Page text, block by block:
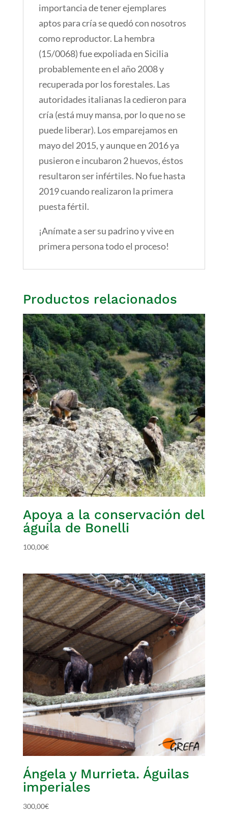
importancia de tener ejemplares
aptos para cría se quedó con nosotros
como reproductor. La hembra
(15/0068) fue expoliada en Sicilia
probablemente en el año 2008 y
recuperada por los forestales. Las
autoridades italianas la cedieron para
cría (está muy mansa, por lo que no se
puede liberar). Los emparejamos en
mayo del 2015, y aunque en 2016 ya
pusieron e incubaron 2 huevos, éstos
resultaron ser infértiles. No fue hasta
2019 cuando realizaron la primera
puesta fértil.
¡Anímate a ser su padrino y vive en
primera persona todo el proceso!
Productos relacionados
Apoya a la conservación del
águila de Bonelli
100,00€
Ángela y Murrieta. Águilas
imperiales
300,00€